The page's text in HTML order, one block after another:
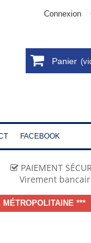
Connexion
Panier
FACEBOOK
PAIEMENT
Virement
***